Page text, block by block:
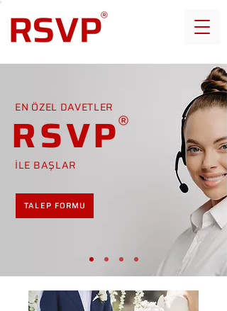
EN ÖZEL DAVETLER
RSVP
İLE BAŞLAR
TALEP FORMU